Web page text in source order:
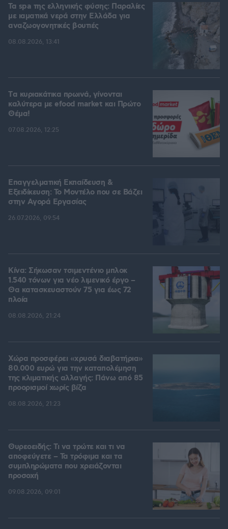
Τα spa της ελληνικής φύσης: Παραλίες
με ιαματικά νερά στην Ελλάδα για
αναζωογονητικές βουτιές
08.08.2026, 13:41
Tα κυριακάτικα πρωινά, γίνονται
καλύτερα με efood market και Πρώτο
Θέμα!
07.08.2026, 12:25
Επαγγελματική Εκπαίδευση &
Εξειδίκευση: Το Mοντέλο που σε Bάζει
στην Aγορά Eργασίας
26.07.2026, 09:54
Κίνα: Σήκωσαν τσιμεντένιο μπλοκ
1.540 τόνων για νέο λιμενικό έργο –
Θα κατασκευαστούν 75 για έως 72
πλοία
08.08.2026, 21:24
Χώρα προσφέρει «χρυσά διαβατήρια»
80.000 ευρώ για την καταπολέμηση
της κλιματικής αλλαγής: Πάνω από 85
προορισμοί χωρίς βίζα
08.08.2026, 21:23
Θυρεοειδής: Τι να τρώτε και τι να
αποφεύγετε – Τα τρόφιμα και τα
συμπληρώματα που χρειάζονται
προσοχή
09.08.2026, 09:01